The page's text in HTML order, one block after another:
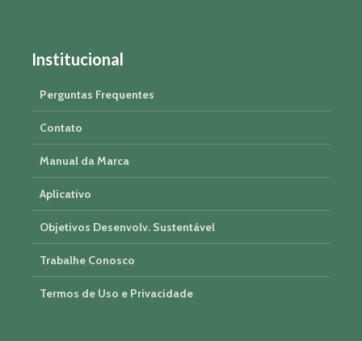
Institucional
Perguntas Frequentes
Contato
Manual da Marca
Aplicativo
Objetivos Desenvolv. Sustentável
Trabalhe Conosco
Termos de Uso e Privacidade